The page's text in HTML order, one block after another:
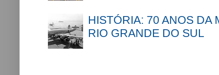
HISTÓRIA: 70 ANOS DA
RIO GRANDE DO SUL